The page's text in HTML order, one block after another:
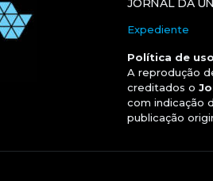
JORNAL DA
Expediente
Política de uso
A reprodução
creditados o
com indicação
publicação